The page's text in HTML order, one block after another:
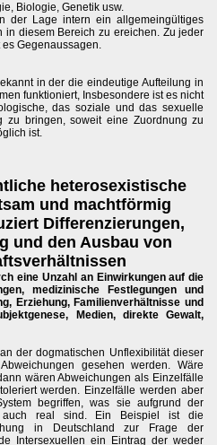
Biologie, Genetik usw.
der Lage intern ein allgemeingültiges
in diesem Bereich zu ereichen. Zu jeder
Gegenaussagen.
in der die eindeutige Aufteilung in
funktioniert, Insbesondere ist es nicht
das soziale und das sexuelle
zu bringen, soweit eine Zuordnung zu
ist.
heterosexistische
und machtförmig
Differenzierungen,
und den Ausbau von
eine Unzahl an Einwirkungen auf die
medizinische Festlegungen und
Erziehung, Familienverhältnisse und
Medien, direkte Gewalt,
der dogmatischen Unflexibilität dieser
gesehen werden. Wäre
wären Abweichungen als Einzelfälle
werden. Einzelfälle werden aber
begriffen, was sie aufgrund der
auch real sind. Ein Beispiel ist die
in Deutschland zur Frage der
Intersexuellen ein Eintrag der weder